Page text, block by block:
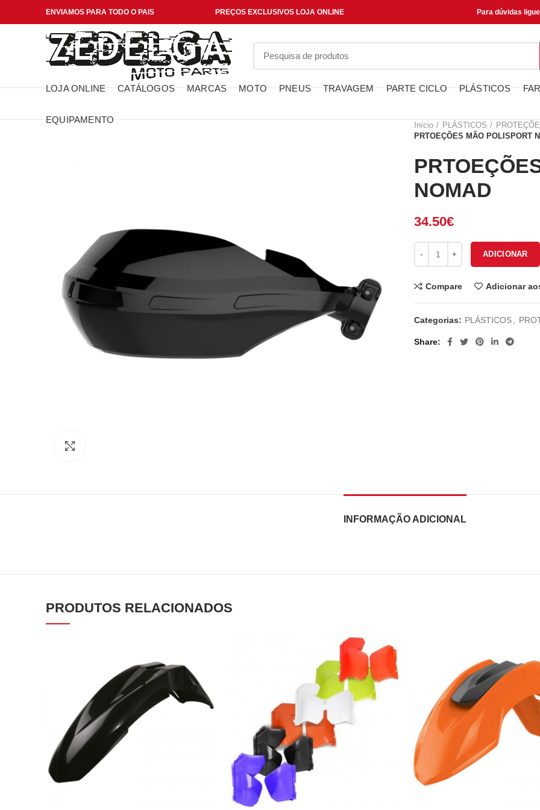
ENVIAMOS PARA TODO O PAIS PREÇOS EXCLUSIVOS LOJA ONLINE Para dúvidas
LOJA ONLINE CATÁLOGOS MARCAS MOTO PNEUS TRAVAGEM PARTE CICLO PLÁSTICOS
EQUIPAMENTO
Início PLÁSTICOS
PRTOEÇÕES MÃO POLISPORT
NOMAD
34.50€
ADICIONAR
Compare Adicionar
Categorias: PLÁSTICOS
Share
INFORMAÇÃO ADICIONAL
PRODUTOS RELACIONADOS